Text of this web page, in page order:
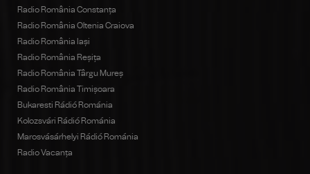
Radio România Constanța
Radio România Oltenia Craiova
Radio România Iași
Radio România Reșița
Radio România Târgu Mureș
Radio România Timișoara
Bukaresti Rádió Románia
Kolozsvári Rádió Románia
Marosvásárhelyi Rádió Románia
Radio Vacanța